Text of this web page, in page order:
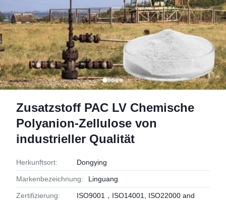
Zusatzstoff PAC LV Chemische
Polyanion-Zellulose von
industrieller Qualität
Herkunftsort: Dongying
Markenbezeichnung: Linguang
Zertifizierung:
ISO9001，ISO14001, ISO22000 and